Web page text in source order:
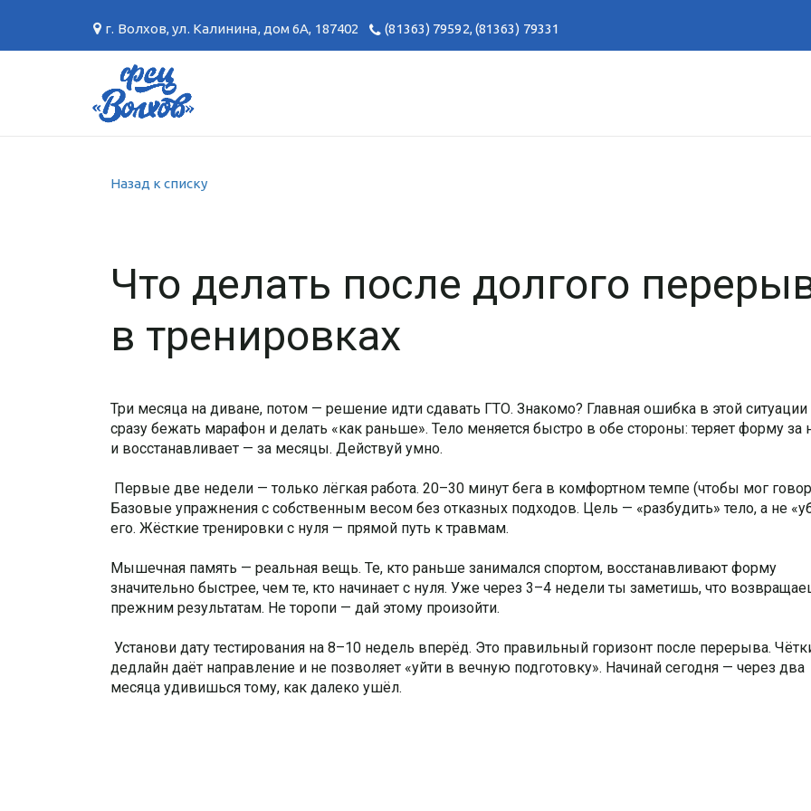
г. Волхов,ул. Калинина, дом 6А, 187402 (81363) 79592,(81363) 79331
Назад к списку
Что делать после долгого
в тренировках
Три месяца на диване, потом — решение идти сдавать ГТО. Знакомо? Главная ошибка в этой
сразу бежать марафон и делать «как раньше». Тело меняется быстро в обе стороны: теряет форму за
и восстанавливает — за месяцы. Действуй умно.
Первые две недели — только лёгкая работа. 20–30 минут бега в комфортном темпе (чтобы мог
Базовые упражнения с собственным весом без отказных подходов. Цель — «разбудить» тело, а не
его. Жёсткие тренировки с нуля — прямой путь к травмам.
Мышечная память — реальная вещь. Те, кто раньше занимался спортом, восстанавливают форму
значительно быстрее, чем те, кто начинает с нуля. Уже через 3–4 недели ты заметишь, что
прежним результатам. Не торопи — дай этому произойти.
Установи дату тестирования на 8–10 недель вперёд. Это правильный горизонт после перерыва.
дедлайн даёт направление и не позволяет «уйти в вечную подготовку». Начинай сегодня — через два
месяца удивишься тому, как далеко ушёл.